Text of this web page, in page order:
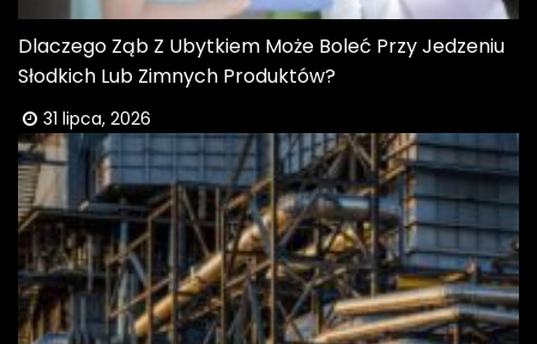
Dlaczego Ząb Z Ubytkiem Może Boleć Przy Jedzeniu
Słodkich Lub Zimnych Produktów?
31 lipca, 2026